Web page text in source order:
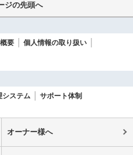
ジの先頭へ
要
個人情報の取り扱い
システム サポート体制
オーナー様へ